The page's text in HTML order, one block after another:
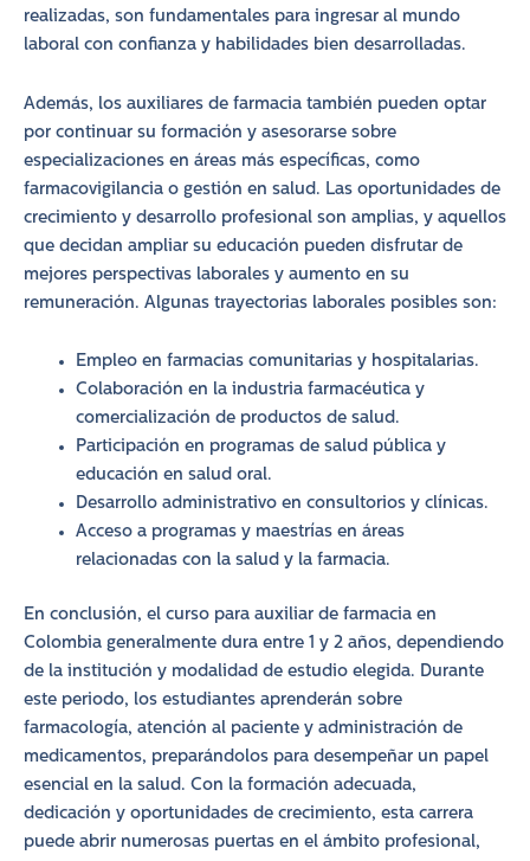
realizadas, son fundamentales para ingresar al mundo
laboral con confianza y habilidades bien desarrolladas.
Además, los auxiliares de farmacia también pueden optar
por continuar su formación y asesorarse sobre
especializaciones en áreas más específicas, como
farmacovigilancia o gestión en salud. Las oportunidades de
crecimiento y desarrollo profesional son amplias, y aquellos
que decidan ampliar su educación pueden disfrutar de
mejores perspectivas laborales y aumento en su
remuneración. Algunas trayectorias laborales posibles son:
Empleo en farmacias comunitarias y hospitalarias.
Colaboración en la industria farmacéutica y
comercialización de productos de salud.
Participación en programas de salud pública y
educación en salud oral.
Desarrollo administrativo en consultorios y clínicas.
Acceso a programas y maestrías en áreas
relacionadas con la salud y la farmacia.
En conclusión, el curso para auxiliar de farmacia en
Colombia generalmente dura entre 1 y 2 años, dependiendo
de la institución y modalidad de estudio elegida. Durante
este periodo, los estudiantes aprenderán sobre
farmacología, atención al paciente y administración de
medicamentos, preparándolos para desempeñar un papel
esencial en la salud. Con la formación adecuada,
dedicación y oportunidades de crecimiento, esta carrera
puede abrir numerosas puertas en el ámbito profesional,